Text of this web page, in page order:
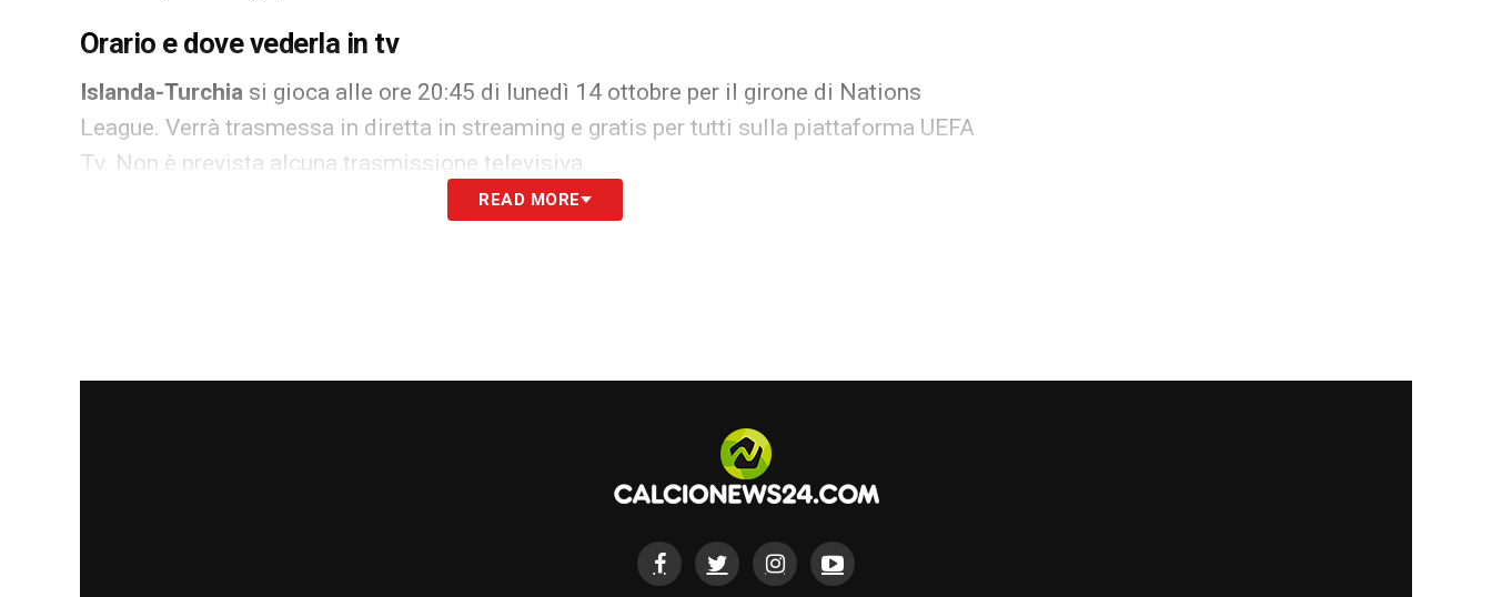
Orario e dove vederla in tv
Islanda-Turchia si gioca alle ore 20:45 di lunedì 14 ottobre per il girone di Nations
League. Verrà trasmessa in diretta in streaming e gratis per tutti sulla piattaforma UEFA
Tv. Non è prevista alcuna trasmissione televisiva.
READ MORE